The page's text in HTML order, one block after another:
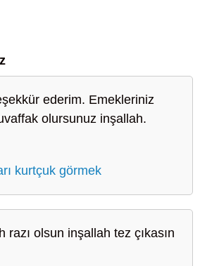
ederim. Emekleriniz
olursunuz inşallah.
kurtçuk görmek
razı olsun inşallah tez çıkasın